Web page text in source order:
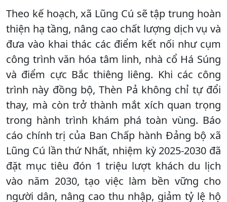
Theo kế hoạch, xã Lũng Cú sẽ tập trung hoàn
thiện hạ tầng, nâng cao chất lượng dịch vụ và
đưa vào khai thác các điểm kết nối như cụm
công trình văn hóa tâm linh, nhà cổ Há Súng
và điểm cực Bắc thiêng liêng. Khi các công
trình này đồng bộ, Thèn Pả không chỉ tự đổi
thay, mà còn trở thành mắt xích quan trọng
trong hành trình khám phá toàn vùng. Báo
cáo chính trị của Ban Chấp hành Đảng bộ xã
Lũng Cú lần thứ Nhất, nhiệm kỳ 2025-2030 đã
đặt mục tiêu đón 1 triệu lượt khách du lịch
vào năm 2030, tạo việc làm bền vững cho
người dân, nâng cao thu nhập, giảm tỷ lệ hộ